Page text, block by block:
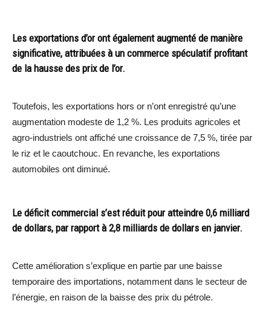
Les exportations d’or ont également augmenté de manière
significative, attribuées à un commerce spéculatif profitant
de la hausse des prix de l’or.
Toutefois, les exportations hors or n’ont enregistré qu’une
augmentation modeste de 1,2 %. Les produits agricoles et
agro-industriels ont affiché une croissance de 7,5 %, tirée par
le riz et le caoutchouc. En revanche, les exportations
automobiles ont diminué.
Le déficit commercial s’est réduit pour atteindre 0,6 milliard
de dollars, par rapport à 2,8 milliards de dollars en janvier.
Cette amélioration s’explique en partie par une baisse
temporaire des importations, notamment dans le secteur de
l’énergie, en raison de la baisse des prix du pétrole.